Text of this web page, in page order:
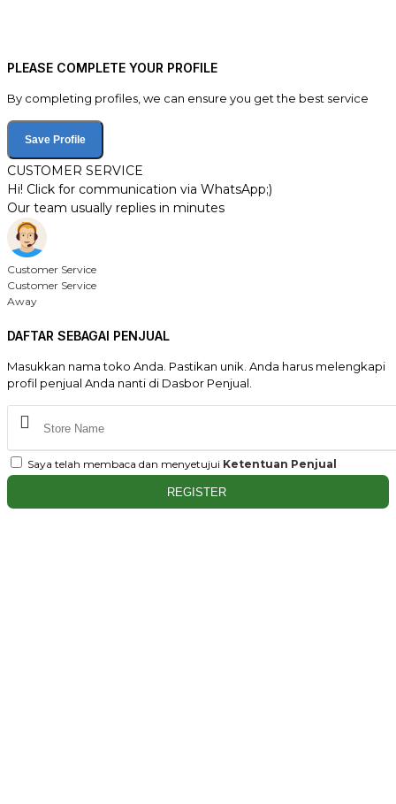
PLEASE COMPLETE YOUR PROFILE
By completing profiles, we can ensure you get the best service
Save Profile
CUSTOMER SERVICE
Hi! Click for communication via WhatsApp;)
Our team usually replies in minutes
Customer Service
Customer Service
Away
DAFTAR SEBAGAI PENJUAL
Masukkan nama toko Anda. Pastikan unik. Anda harus melengkapi
profil penjual Anda nanti di Dasbor Penjual.
Saya telah membaca dan menyetujui Ketentuan Penjual
REGISTER